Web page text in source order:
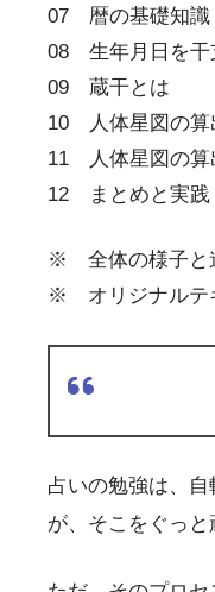
07 暦の基礎知識
08 生年月日を干
09 蔵干とは
10 人体星図の算
11 人体星図の算
12 まとめと実践
※ 全体の様子と
※ オリジナルテ
占いの勉強は、
が、そこをぐっ